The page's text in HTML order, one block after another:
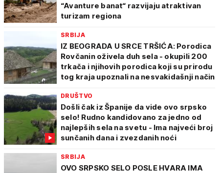
“Avanture banat“ razvijaju atraktivan
turizam regiona
SRBIJA
IZ BEOGRADA U SRCE TRŠIĆA: Porodica
Rovčanin oživela duh sela - okupili 200
trkača i njihovih porodica koji su prirodu
tog kraja upoznali na nesvakidašnji način
DRUŠTVO
Došli čak iz Španije da vide ovo srpsko
selo! Rudno kandidovano za jedno od
najlepših sela na svetu - Ima najveći broj
sunčanih dana i zvezdanih noći
SRBIJA
OVO SRPSKO SELO POSLE HVARA IMA